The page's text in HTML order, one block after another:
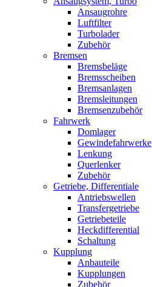
Ansaugrohre
Luftfilter
Turbolader
Zubehör
Bremsen
Bremsbeläge
Bremsscheiben
Bremsanlagen
Bremsleitungen
Bremsenzubehör
Fahrwerk
Domlager
Gewindefahrwerke
Lenkung
Querlenker
Zubehör
Getriebe, Differentiale
Antriebswellen
Transfergetriebe
Getriebeteile
Heckdifferential
Schaltung
Kupplung
Anbauteile
Kupplungen
Zubehör